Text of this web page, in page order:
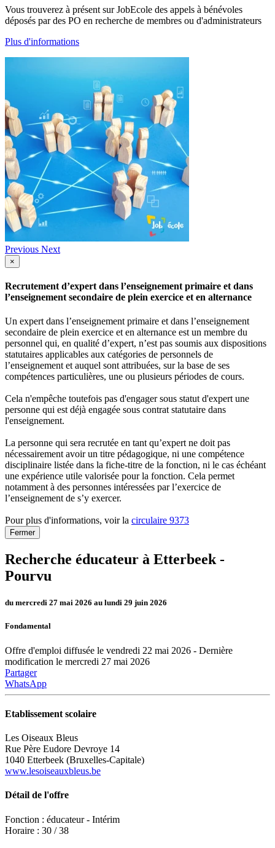
Vous trouverez à présent sur JobEcole des appels à bénévoles
déposés par des PO en recherche de membres ou d'administrateurs
Plus d'informations
Previous Next
×
Recrutement d’expert dans l’enseignement primaire et dans
l’enseignement secondaire de plein exercice et en alternance
Un expert dans l’enseignement primaire et dans l’enseignement
secondaire de plein exercice et en alternance est un membre du
personnel qui, en qualité d’expert, n’est pas soumis aux dispositions
statutaires applicables aux catégories de personnels de
l’enseignement et auquel sont attribuées, sur la base de ses
compétences particulières, une ou plusieurs périodes de cours.
Cela n'empêche toutefois pas d'engager sous statut d'expert une
personne qui est déjà engagée sous contrat statutaire dans
l'enseignement.
La personne qui sera recrutée en tant qu’expert ne doit pas
nécessairement avoir un titre pédagogique, ni une compétence
disciplinaire listée dans la fiche-titre de la fonction, ni le cas échéant
une expérience utile valorisée pour la fonction. Cela permet
notamment à des personnes intéressées par l’exercice de
l’enseignement de s’y exercer.
Pour plus d'informations, voir la circulaire 9373
Fermer
Recherche éducateur à Etterbeek -
Pourvu
du mercredi 27 mai 2026 au lundi 29 juin 2026
Fondamental
Offre d'emploi diffusée le vendredi 22 mai 2026 - Dernière
modification le mercredi 27 mai 2026
Partager
WhatsApp
Etablissement scolaire
Les Oiseaux Bleus
Rue Père Eudore Devroye 14
1040 Etterbeek (Bruxelles-Capitale)
www.lesoiseauxbleus.be
Détail de l'offre
Fonction : éducateur - Intérim
Horaire : 30 / 38